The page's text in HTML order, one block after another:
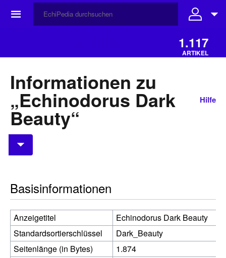
☰
1.117
ARTIKEL
Informationen zu
„Echinodorus Dark
Beauty“
Hilfe
Basisinformationen
Anzeigetitel
Echinodorus Dark Beauty
Standardsortierschlüssel
Dark_Beauty
Seitenlänge (in Bytes)
1.874